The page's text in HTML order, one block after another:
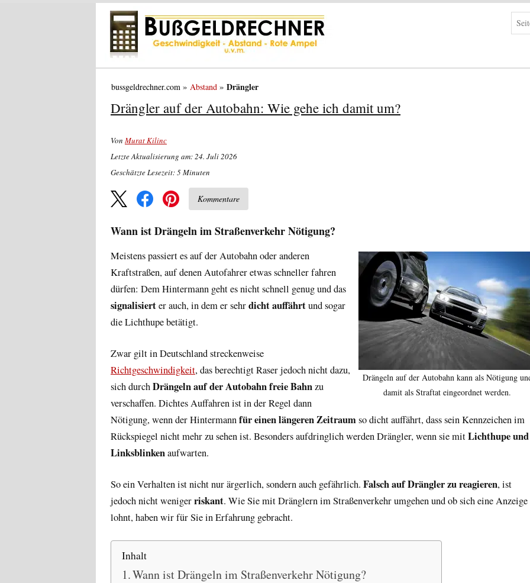
bussgeldrechner.com Abstand Drängler
Drängler auf der Autobahn: Wie gehe ich damit um?
Von Murat Kilinc
Letzte Aktualisierung am: 24. Juli 2026
Geschätzte Lesezeit:5Minuten
Kommentare
Wann ist Drängeln im Straßenverkehr Nötigung?
Drängeln auf der Autobahn kann als Nötigung
damit als Straftat eingeordnet werden.
Meistens passiert es auf der Autobahn oder anderen
Kraftstraßen, auf denen Autofahrer etwas schneller fahren
dürfen: Dem Hintermann geht es nicht schnell genug und das
signalisierter auch, in dem er sehrdicht auffährtund sogar
die Lichthupe betätigt.
Zwar gilt in Deutschland streckenweise
Richtgeschwindigkeit, das berechtigt Raser jedoch nicht dazu,
sich durchDrängeln auf der Autobahn freie Bahnzu
verschaffen. Dichtes Auffahren ist in der Regel dann
Nötigung, wenn der Hintermannfür einen längeren Zeitraumso dicht auffährt, dass sein Kennzeichen im
Rückspiegel nicht mehr zu sehen ist. Besonders aufdringlich werden Drängler, wenn sie mitLichthupe und
Linksblinkenaufwarten.
So ein Verhalten ist nicht nur ärgerlich, sondern auch gefährlich. Falsch auf Drängler zu reagieren, ist
jedoch nicht wenigerriskant. Wie Sie mit Dränglern im Straßenverkehr umgehen und ob sich eine Anzeige
lohnt, haben wir für Sie in Erfahrung gebracht.
Inhalt
Wann ist Drängeln im Straßenverkehr Nötigung?